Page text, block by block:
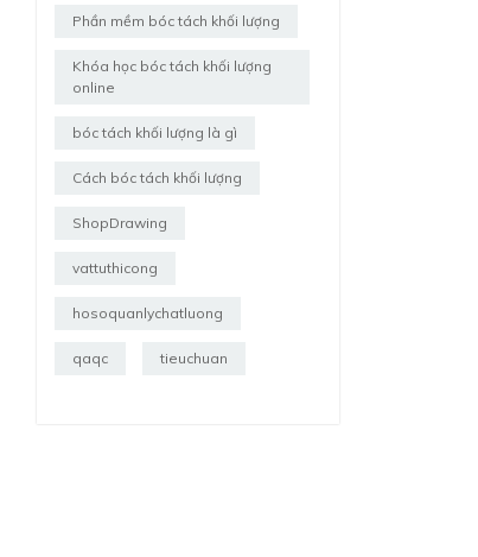
Phần mềm bóc tách khối lượng
Khóa học bóc tách khối lượng
online
bóc tách khối lượng là gì
Cách bóc tách khối lượng
ShopDrawing
vattuthicong
hosoquanlychatluong
qaqc tieuchuan